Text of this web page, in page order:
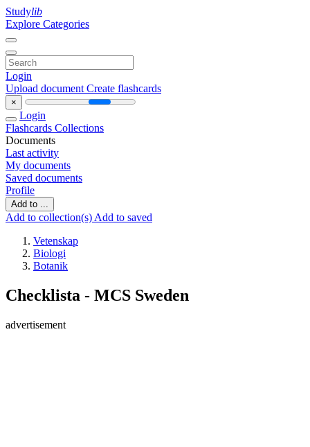
Studylib
Explore Categories
Login
Upload document Create flashcards
×
Login
Flashcards Collections
Documents
Last activity
My documents
Saved documents
Profile
Add to ...
Add to collection(s) Add to saved
Vetenskap
Biologi
Botanik
Checklista - MCS Sweden
advertisement